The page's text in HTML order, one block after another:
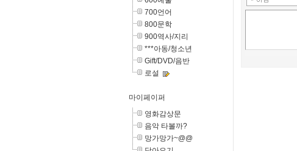
700언어
800문학
900역사/지리
***아동/청소년
Gift/DVD/음반
로설
마이페이퍼
영화감상문
음악 타볼까?
망가망가~@@